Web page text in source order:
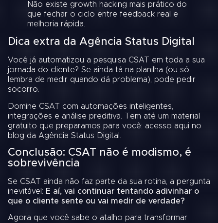
Não existe growth hacking mais prático do
que fechar o ciclo entre feedback real e
melhoria rápida.
Dica extra da Agência Status Digital
Você já automatizou a pesquisa CSAT em toda a sua
jornada do cliente? Se ainda tá na planilha (ou só
lembra de medir quando dá problema), pode pedir
socorro.
Domine CSAT com automações inteligentes,
integrações e análise preditiva. Tem até um material
gratuito que preparamos para você: acesso aqui no
blog da Agência Status Digital
Conclusão: CSAT não é modismo, é
sobrevivência
Se CSAT ainda não faz parte da sua rotina, a pergunta
inevitável: E aí, vai continuar tentando adivinhar o
que o cliente sente ou vai medir de verdade?
Agora que você sabe o atalho para transformar